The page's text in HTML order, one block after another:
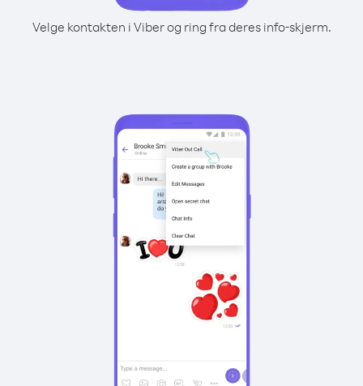
Velge kontakten i Viber og ring fra deres info-skjerm.